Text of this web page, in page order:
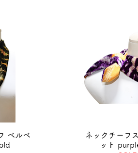
ベルベ
ネックチーフ
ット